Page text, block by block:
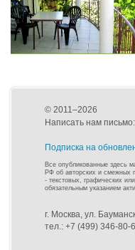
© 2011–2026
Написать нам письмо:
Подписка на
Все опубликованные здесь
РФ об авторских и смежных
- текстовых, графических
обязательным указанием
г. Москва, ул.
тел.: +7 (499) 346-80-